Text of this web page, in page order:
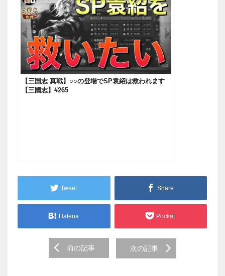
【三国志 真戦】○○の登場でSP袁紹は救われます
【三國志】#265
Tweet Share
Hatena Pocket
navigation
前の記事 次の記事